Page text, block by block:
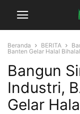
Beranda BERITA
Banten Gelar Halal Bihalal
Bangun
Industri,
Gelar